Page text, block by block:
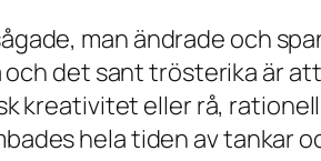
man ändrade och
det sant trösterika är
kreativitet eller rå,
hela tiden av tankar